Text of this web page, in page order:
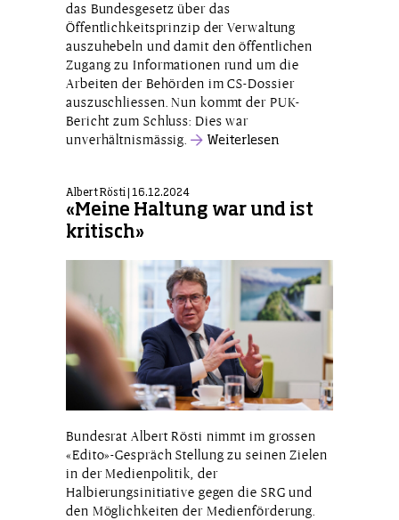
das Bundesgesetz über das
Öffentlichkeitsprinzip der Verwaltung
auszuhebeln und damit den öffentlichen
Zugang zu Informationen rund um die
Arbeiten der Behörden im CS-Dossier
auszuschliessen. Nun kommt der PUK-
Bericht zum Schluss: Dies war
unverhältnismässig.
Weiterlesen
Albert Rösti | 16.12.2024
«Meine Haltung war und ist
kritisch»
Bundesrat Albert Rösti nimmt im grossen
«Edito»-Gespräch Stellung zu seinen Zielen
in der Medienpolitik, der
Halbierungsinitiative gegen die SRG und
den Möglichkeiten der Medienförderung.